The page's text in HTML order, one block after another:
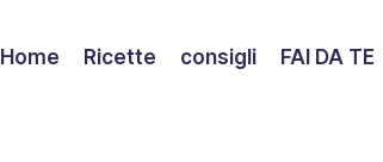
Home Ricette consigli FAI DA TE